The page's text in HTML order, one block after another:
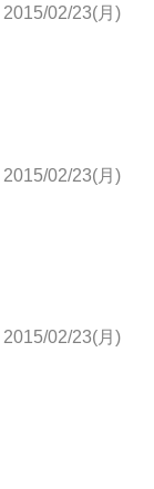
2015/02/23(月)
2015/02/23(月)
2015/02/23(月)